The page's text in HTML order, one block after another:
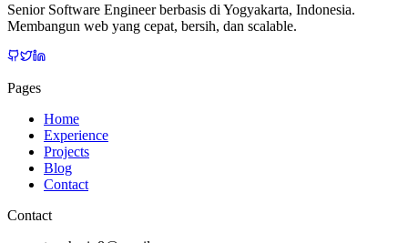
Senior Software Engineer berbasis di Yogyakarta, Indonesia.
Membangun web yang cepat, bersih, dan scalable.
Pages
Home
Experience
Projects
Blog
Contact
Contact